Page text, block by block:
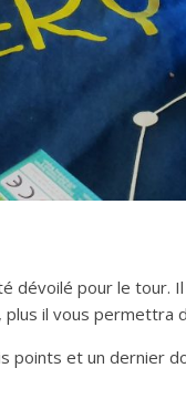
dévoilé pour le tour.
il vous permettra
points et un dernier